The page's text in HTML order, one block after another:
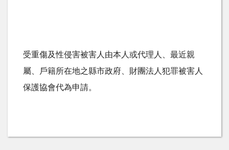
受重傷及性侵害被害人由本人或代理人、最近親
屬、戶籍所在地之縣市政府、財團法人犯罪被害人
保護協會代為申請。